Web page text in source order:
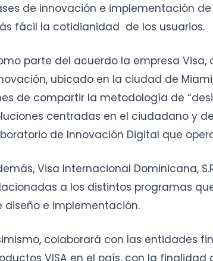
de innovación e implementación
fácil la cotidianidad de los usuarios.
parte del acuerdo la empresa
ubicado en la ciudad de
de compartir la metodología de
centradas en el ciudadano y
de Innovación Digital que
Visa Internacional Dominicana,
a los distintos programas
diseño e implementación.
colaborará con las entidades
VISA en el país, con la